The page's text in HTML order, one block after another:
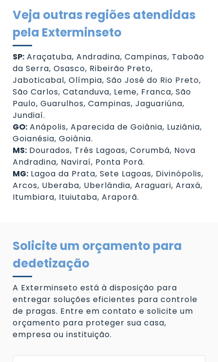
Veja outras regiões atendidas
pela Exterminseto
SP: Araçatuba, Andradina, Campinas, Taboão
da Serra, Osasco, Ribeirão Preto,
Jaboticabal, Olímpia, São José do Rio Preto,
São Carlos, Catanduva, Leme, Franca, São
Paulo, Guarulhos, Campinas, Jaguariúna,
Jundiaí.
GO: Anápolis, Aparecida de Goiânia, Luziânia,
Goianésia, Goiânia.
MS: Dourados, Três Lagoas, Corumbá, Nova
Andradina, Naviraí, Ponta Porã.
MG: Lagoa da Prata, Sete Lagoas, Divinópolis,
Arcos, Uberaba, Uberlândia, Araguari, Araxá,
Itumbiara, Ituiutaba, Araporã.
Solicite um orçamento para
dedetização
A Exterminseto está à disposição para
entregar soluções eficientes para controle
de pragas. Entre em contato e solicite um
orçamento para proteger sua casa,
empresa ou instituição.